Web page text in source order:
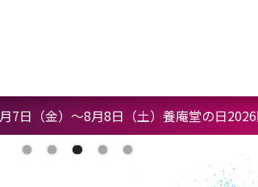
7日（金）〜8月8日（土）養庵堂の日